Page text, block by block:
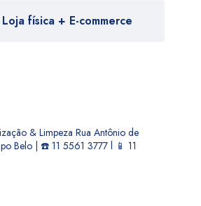
Loja física + E-commerce
& Limpeza Rua Antônio de
Belo | ☎️ 11 5561 3777 l 📱 11